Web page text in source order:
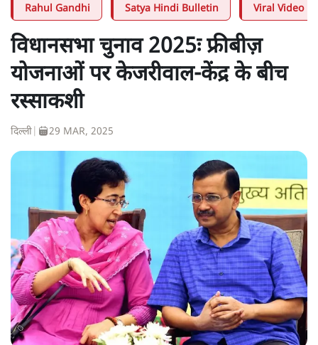
Rahul Gandhi Satya Hindi Bulletin Viral Video
विधानसभा चुनाव 2025ः फ्रीबीज़
योजनाओं पर केजरीवाल-केंद्र के बीच
रस्साकशी
दिल्ली 29 MAR, 2025